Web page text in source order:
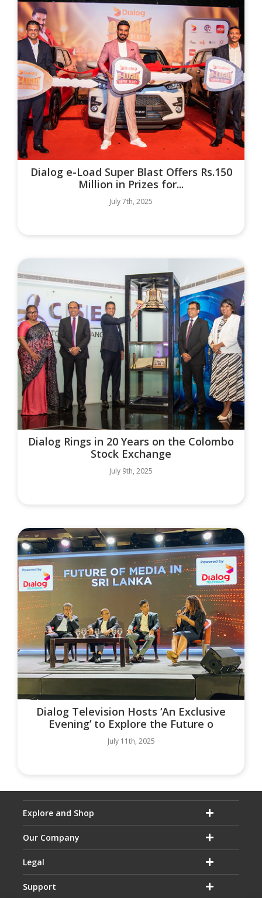
Dialog e-Load Super Blast Offers Rs.150
Million in Prizes for...
July 7th, 2025
Dialog Rings in 20 Years on the Colombo
Stock Exchange
July 9th, 2025
Dialog Television Hosts ‘An Exclusive
Evening’ to Explore the Future o
July 11th, 2025
Explore and Shop
Our Company
Legal
Support